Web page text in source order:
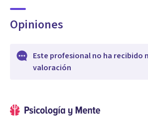
Opiniones
Este profesional no ha recibido
valoración